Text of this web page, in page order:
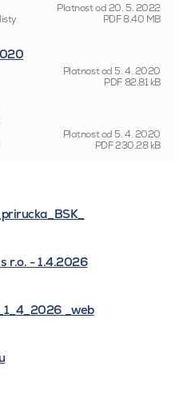
Platnost od20. 5. 2022
PDF8.40 MB
Platnost od 5. 4. 2020
PDF82.81 kB
Platnost od 5. 4. 2020
PDF230.28 kB
r.o. - 1.4.2026
_web